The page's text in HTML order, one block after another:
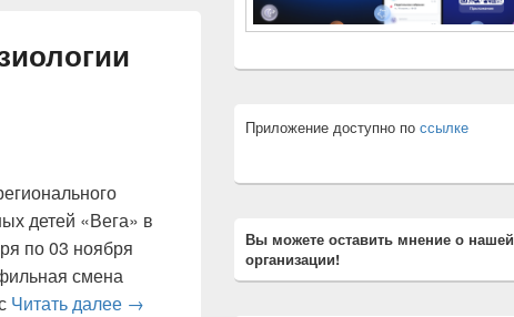
детей «Вега» в
по 03 ноября
смена
Читать далее Практикум по анатомии и физиологии человека
→
Приложение доступно по ссылке
Вы можете оставить мнение о нашей
организации!